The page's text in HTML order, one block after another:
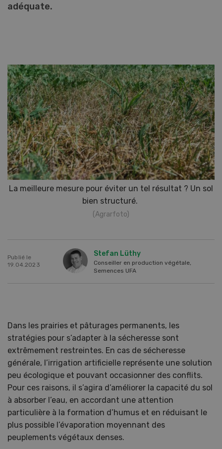
adéquate.
La meilleure mesure pour éviter un tel résultat ? Un sol
bien structuré.
(Agrarfoto)
Publié le
19.04.2023
Stefan Lüthy
Conseiller en production végétale,
Semences UFA
Dans les prairies et pâturages permanents, les
stratégies pour s’adapter à la sécheresse sont
extrêmement restreintes. En cas de sécheresse
générale, l’irrigation artificielle représente une solution
peu écologique et pouvant occasionner des conflits.
Pour ces raisons, il s’agira d’améliorer la capacité du sol
à absorber l’eau, en accordant une attention
particulière à la formation d’humus et en réduisant le
plus possible l’évaporation moyennant des
peuplements végétaux denses.